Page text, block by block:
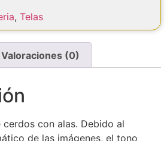
, Telas
Valoraciones (0)
con alas. Debido al
de las imágenes, el tono